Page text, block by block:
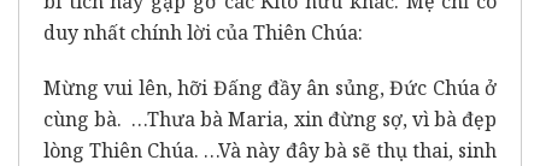
duy nhất chính lời của Thiên Chúa:
Mừng vui lên, hỡi Đấng đầy ân sủng, Đức Chúa ở
cùng bà. …Thưa bà Maria, xin đừng sợ, vì bà đẹp
lòng Thiên Chúa. …Và này đây bà sẽ thụ thai, sinh